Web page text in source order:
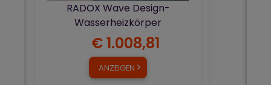
RADOX Wave Design-
Wasserheizkörper
€ 1.008,81
ANZEIGEN